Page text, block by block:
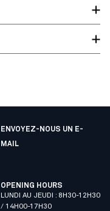
ENVOYEZ-NOUS UN E-
MAIL
OPENING HOURS
LUNDI AU JEUDI : 8H30-12H30
/ 14H00-17H30